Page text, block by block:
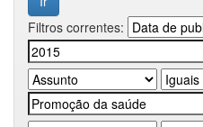
Filtros correntes: